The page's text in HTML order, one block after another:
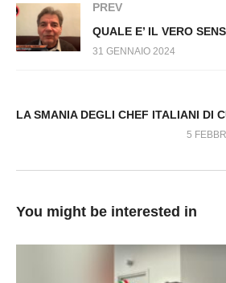
PREV
31 GENNAIO 2024
5
You might be interested in